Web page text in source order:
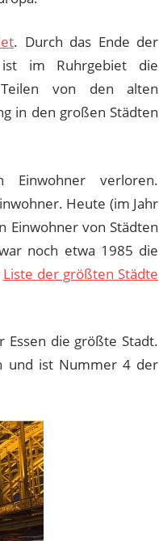
. Durch das Ende der
ist im Ruhrgebiet die
von den alten
in den großen Städten
Einwohner verloren.
Heute (im Jahr
Einwohner von Städten
noch etwa 1985 die
Liste der größten Städte
die größte Stadt.
und ist Nummer 4 der